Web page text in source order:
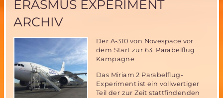
ERASMUS EXPERIMENT
ARCHIV
Der A-310 von Novespace vor
dem Start zur 63. Parabelflug
Kampagne
Das Miriam 2 Parabelflug-
Experiment ist ein vollwertiger
Teil der zur Zeit stattfindenden